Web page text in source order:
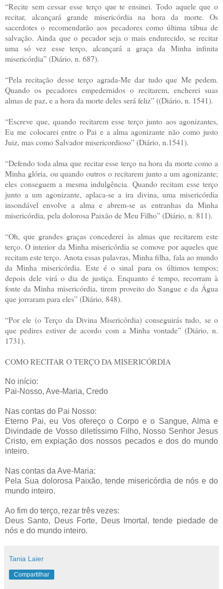
“Recite sem cessar esse terço que te ensinei. Todo aquele que o
recitar, alcançará grande misericórdia na hora da morte. Os
sacerdotes o recomendarão aos pecadores como última tábua de
salvação. Ainda que o pecador seja o mais endurecido, se recitar
uma só vez esse terço, alcançará a graça da Minha infinita
misericórdia” (Diário, n. 687).
“Pela recitação desse terço agrada-Me dar tudo que Me pedem.
Quando os pecadores empedernidos o recitarem, encherei suas
almas de paz, e a hora da morte deles será feliz” ((Diário, n. 1541).
“Escreve que, quando recitarem esse terço junto aos agonizantes,
Eu me colocarei entre o Pai e a alma agonizante não como justo
Juiz, mas como Salvador misericordioso” (Diário, n.1541).
“Defendo toda alma que recitar esse terço na hora da morte como a
Minha glória, ou quando outros o recitarem junto a um agonizante;
eles conseguem a mesma indulgência. Quando recitam esse terço
junto a um agonizante, aplaca-se a ira divina, uma misericórdia
insondável envolve a alma e abrem-se as entranhas da Minha
misericórdia, pela dolorosa Paixão de Meu Filho” (Diário, n. 811).
“Oh, que grandes graças concederei às almas que recitarem este
terço. O interior da Minha misericórdia se comove por aqueles que
recitam este terço. Anota essas palavras, Minha filha, fala ao mundo
da Minha misericórdia. Este é o sinal para os últimos tempos;
depois dele virá o dia de justiça. Enquanto é tempo, recorram à
fonte da Minha misericórdia, tirem proveito do Sangue e da Água
que jorraram para eles” (Diário, 848).
“Por ele (o Terço da Divina Misericórdia) conseguirás tudo, se o
que pedires estiver de acordo com a Minha vontade” (Diário, n.
1731).
COMO RECITAR O TERÇO DA MISERICÓRDIA
No início:
Pai-Nosso, Ave-Maria, Credo
Nas contas do Pai Nosso:
Eterno Pai, eu Vos ofereço o Corpo e o Sangue, Alma e
Divindade de Vosso diletíssimo Filho, Nosso Senhor Jesus
Cristo, em expiação dos nossos pecados e dos do mundo
inteiro.
Nas contas da Ave-Maria:
Pela Sua dolorosa Paixão, tende misericórdia de nós e do
mundo inteiro.
Ao fim do terço, rezar três vezes:
Deus Santo, Deus Forte, Deus Imortal, tende piedade de
nós e do mundo inteiro.
Tania Laier
Compartilhar